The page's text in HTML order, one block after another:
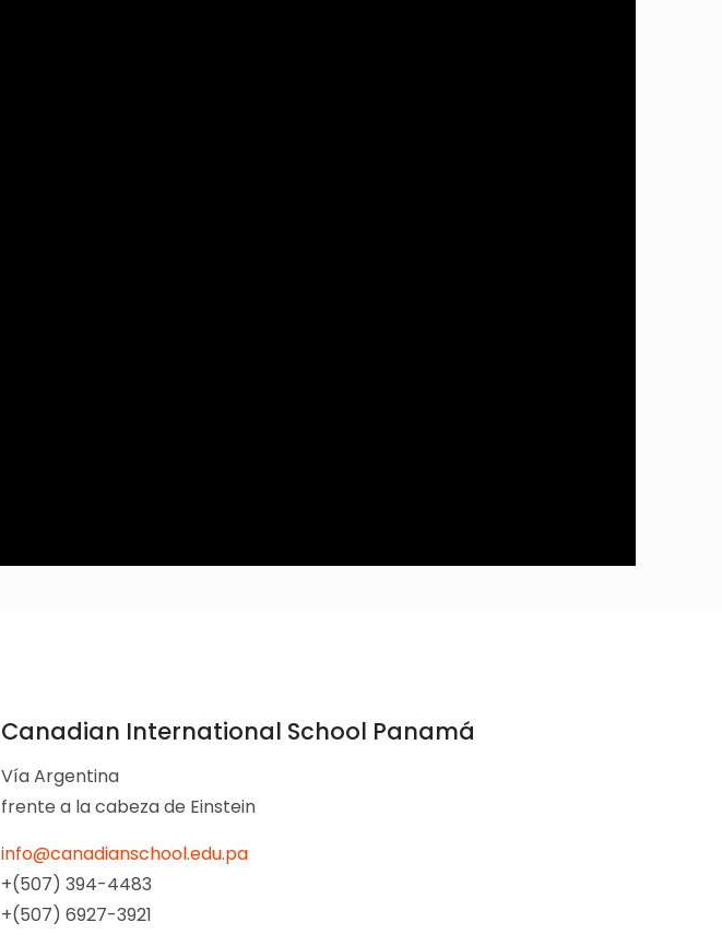
Canadian International School Panamá
Vía Argentina
frente a la cabeza de Einstein
info@canadianschool.edu.pa
+(507) 394-4483
+(507) 6927-3921